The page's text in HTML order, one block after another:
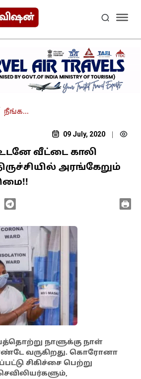
நீங்க...
09 July, 2020
வீட்டை காலி
அரங்கேறும்
நாளுக்கு நாள்
வருகிறது. கொரோனா
சிகிச்சை பெற்று